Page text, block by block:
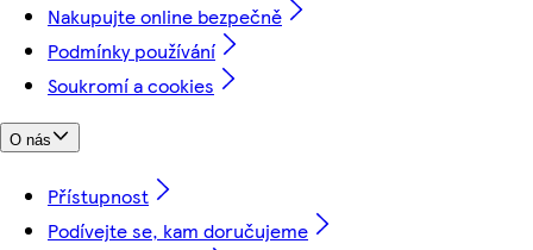
Nakupujte online bezpečně
Podmínky používání
Soukromí a cookies
O nás
Přístupnost
Podívejte se, kam doručujeme